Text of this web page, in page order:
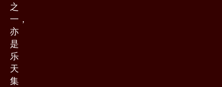
之
一，
亦
是
乐
天
集